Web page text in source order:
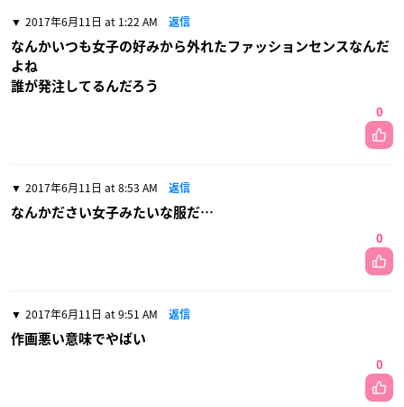
2017年6月11日 at 1:22 AM 返信
なんかいつも女子の好みから外れたファッションセンスなんだ
よね
誰が発注してるんだろう
0
2017年6月11日 at 8:53 AM 返信
なんかださい女子みたいな服だ…
0
2017年6月11日 at 9:51 AM 返信
作画悪い意味でやばい
0